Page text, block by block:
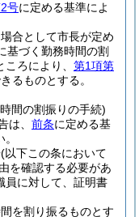
号に定める基準によ
合として市長が定め
基づく勤務時間の割
ろにより、 第1項第
るものとする。
間の割振りの手続)
は、 前条に定める基
(以下この条において
を確認する必要があ
員に対して、証明書
を割り振るものとす